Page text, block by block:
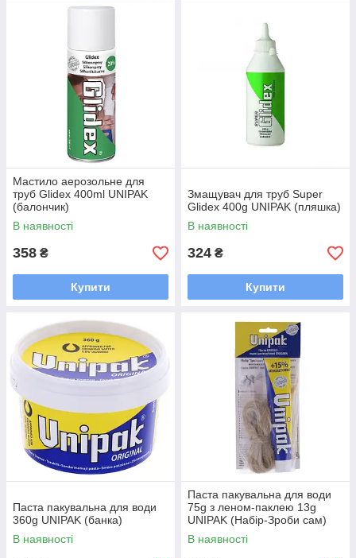
Мастило аерозольне для
труб Glidex 400ml UNIPAK
(балончик)
В наявності
358 ₴
Купити
Змащувач для труб Super
Glidex 400g UNIPAK (пляшка)
В наявності
324 ₴
Купити
Паста пакувальна для води
360g UNIPAK (банка)
В наявності
Паста пакувальна для води
75g з леном-паклею 13g
UNIPAK (Набір-Зроби сам)
В наявності